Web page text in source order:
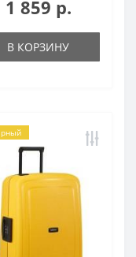
1 859 р.
В КОРЗИНУ